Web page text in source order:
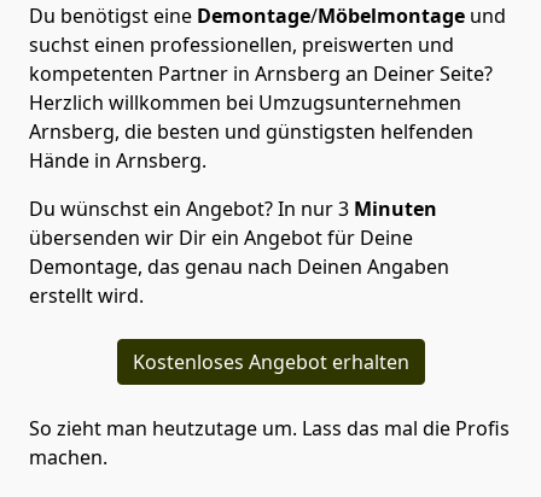
Du benötigst eine Demontage/Möbelmontage und
suchst einen professionellen, preiswerten und
kompetenten Partner in Arnsberg an Deiner Seite?
Herzlich willkommen bei Umzugsunternehmen
Arnsberg, die besten und günstigsten helfenden
Hände in Arnsberg.
Du wünschst ein Angebot? In nur 3 Minuten
übersenden wir Dir ein Angebot für Deine
Demontage, das genau nach Deinen Angaben
erstellt wird.
Kostenloses Angebot erhalten
So zieht man heutzutage um. Lass das mal die Profis
machen.